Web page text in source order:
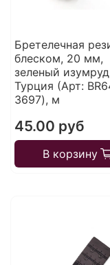
Бретелечная
блеском, 20 мм,
зеленый
Турция (Арт:
3697), м
45.00 руб
В корзину